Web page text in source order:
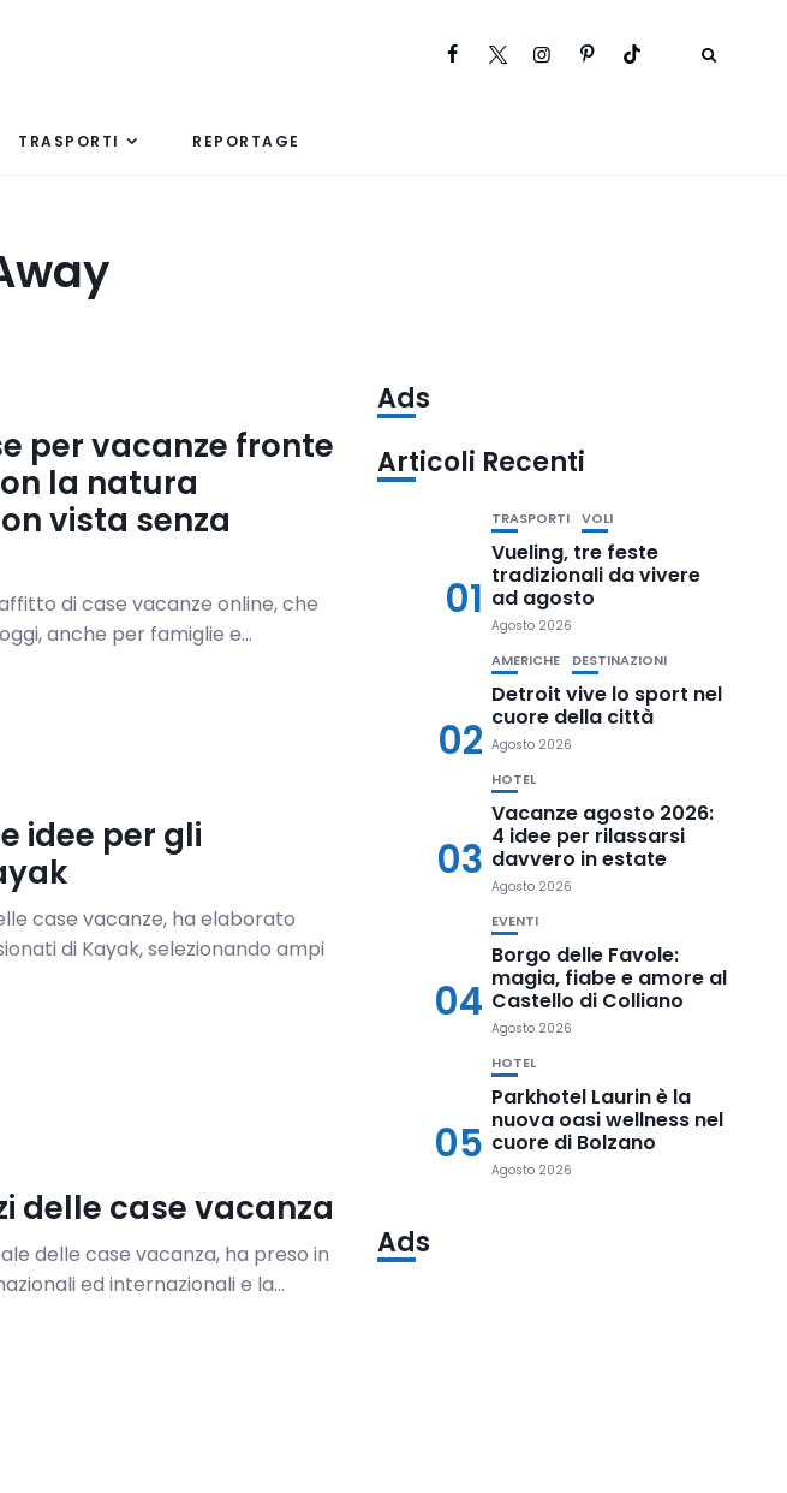
TRASPORTI REPORTAGE
per vacanze fronte
la natura
vista senza
di case vacanze online, che
anche per famiglie e...
idee per gli
case vacanze, ha elaborato
di Kayak, selezionando ampi
delle case vacanza
delle case vacanza, ha preso in
ed internazionali e la...
Ads
Articoli Recenti
01
TRASPORTI VOLI
Vueling, tre feste
tradizionali da vivere
ad agosto
Agosto 2026
02
AMERICHE DESTINAZIONI
Detroit vive lo sport nel
cuore della città
Agosto 2026
03
HOTEL
Vacanze agosto 2026:
4 idee per rilassarsi
davvero in estate
Agosto 2026
04
EVENTI
Borgo delle Favole:
magia, fiabe e amore al
Castello di Colliano
Agosto 2026
05
HOTEL
Parkhotel Laurin è la
nuova oasi wellness nel
cuore di Bolzano
Agosto 2026
Ads